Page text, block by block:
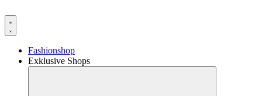
Fashionshop
Exklusive Shops